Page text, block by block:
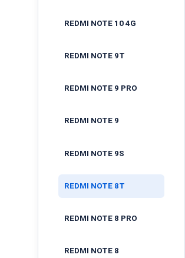
REDMI NOTE 10 4G
REDMI NOTE 9T
REDMI NOTE 9 PRO
REDMI NOTE 9
REDMI NOTE 9S
REDMI NOTE 8T
REDMI NOTE 8 PRO
REDMI NOTE 8